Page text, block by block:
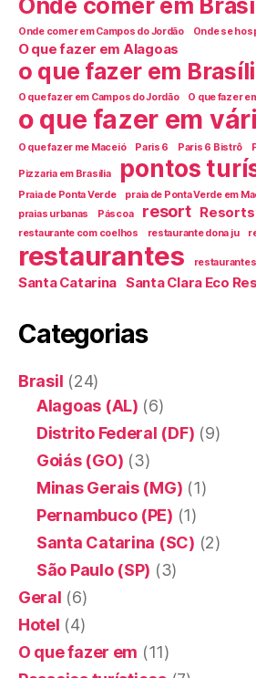
Onde comer em Campos do Jordão Onde se
O que fazer em Alagoas
o que fazer em
O que fazer em Campos do Jordão O que fazer
o que fazer em
O que fazer me Maceió Paris 6 Paris 6 Bistrô
Pizzaria em Brasília pontos
Praia de Ponta Verde
praia de Ponta Verde em
praias urbanas
Páscoa resort Resorts
restaurante com coelhos restaurante dona ju
restaurantes
Santa Catarina Santa Clara Eco
Categorias
Brasil (24)
Alagoas (AL) (6)
Distrito Federal (DF) (9)
Goiás (GO) (3)
Minas Gerais (MG) (1)
Pernambuco (PE) (1)
Santa Catarina (SC) (2)
São Paulo (SP) (3)
Geral (6)
Hotel (4)
O que fazer em (11)